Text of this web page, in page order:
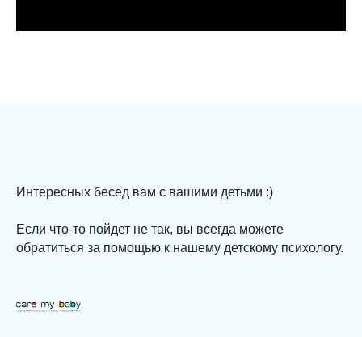
Интересных бесед вам с вашими детьми :)
Если что-то пойдет не так, вы всегда можете
обратиться за помощью к нашему детскому психологу.